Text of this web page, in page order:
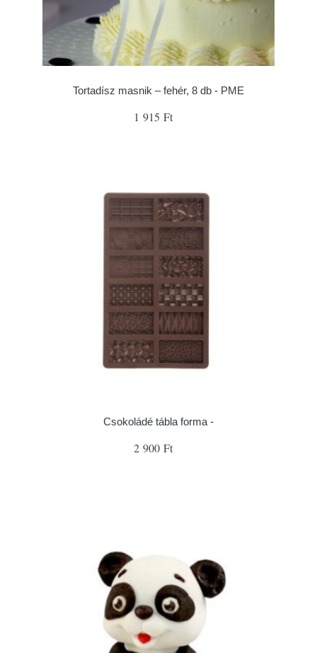
Tortadísz masnik – fehér, 8 db - PME
1 915 Ft
Csokoládé tábla forma -
2 900 Ft